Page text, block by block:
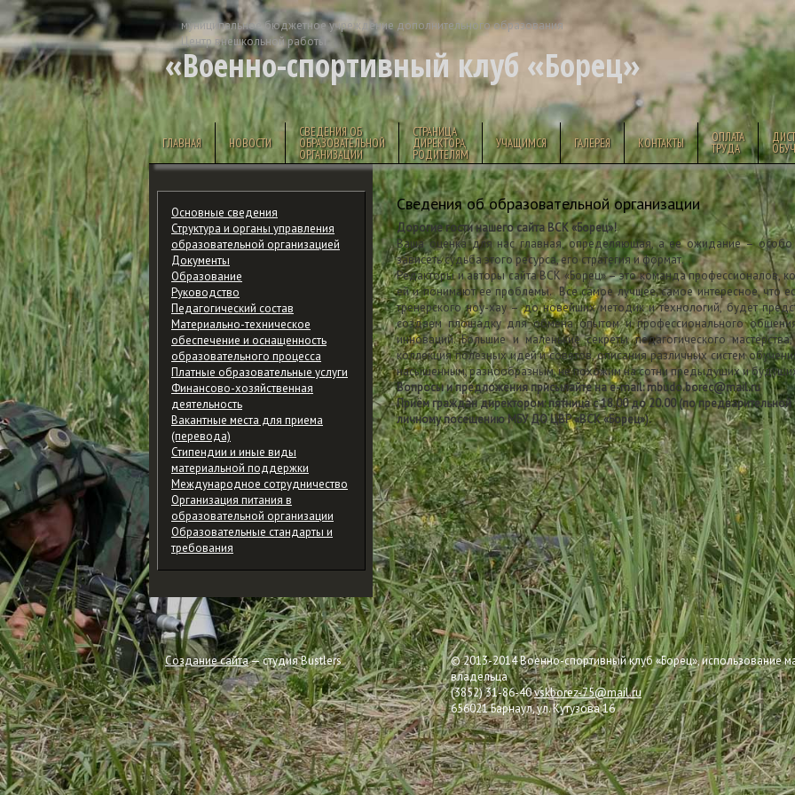
муниципальное бюджетное учреждение дополнительного образования
Центр внешкольной работы
«Военно-спортивный клуб «Борец»
ГЛАВНАЯ НОВОСТИ
СВЕДЕНИЯ ОБ
ОБРАЗОВАТЕЛЬНОЙ
ОРГАНИЗАЦИИ
СТРАНИЦА
ДИРЕКТОРА,
РОДИТЕЛЯМ
УЧАЩИМСЯ ГАЛЕРЕЯ КОНТАКТЫ ОПЛАТА
ТРУДА
Основные сведения
Структура и органы управления
образовательной организацией
Документы
Образование
Руководство
Педагогический состав
Материально-техническое
обеспечение и оснащенность
образовательного процесса
Платные образовательные услуги
Финансово-хозяйственная
деятельность
Вакантные места для приема
(перевода)
Стипендии и иные виды
материальной поддержки
Международное сотрудничество
Организация питания в
образовательной организации
Образовательные стандарты и
требования
Сведения об образовательной организации
Дорогие гости нашего сайта ВСК «Борец»!
Ваша оценка для нас главная, определяющая, а ее ожидание –
зависеть судьба этого ресурса, его стратегия и формат.
Редакторы и авторы сайта ВСК «Борец» – это команда профессионалов,
ей и понимают ее проблемы. Все самое лучшее, самое интересное, что
тренерского ноу-хау – до новейших методик и технологий, будет
создаем площадку для обмена опытом и профессионального
инноваций. Большие и маленькие секреты педагогического
коллекция полезных идей и советов, описания различных систем
насыщенным, разнообразным, не похожим на сотни предыдущих и
Вопросы и предложения присылайте на e-mail: mbudo.borec@mail.ru
Приём граждан директором: пятница с 18.00 до 20.00 (по
личному посещению МБУ ДО ЦВР «ВСК «Борец»).
Создание сайта— студия Bustlers
© 2013-2014 Военно-спортивный клуб «Борец», использование
владельца
(3852) 31-86-40vskborez-75@mail.ru
656021 Барнаул, ул. Кутузова 16